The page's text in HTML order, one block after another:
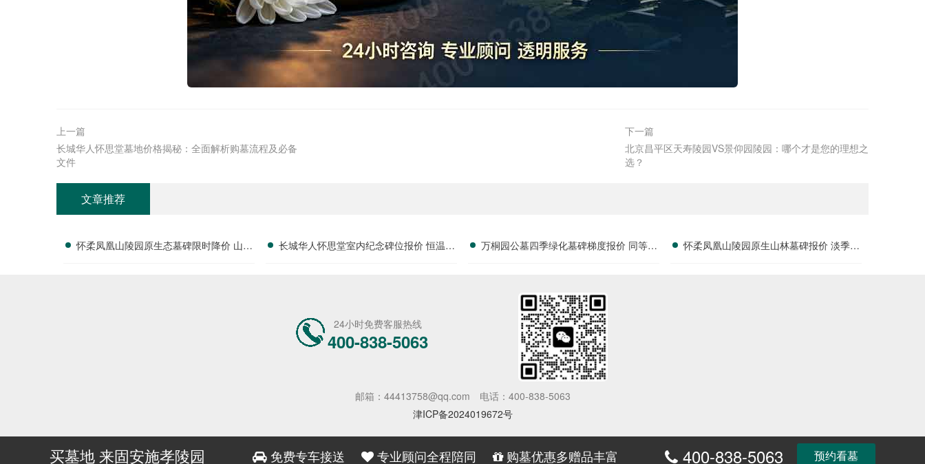
上一篇
长城华人怀思堂墓地价格揭秘：全面解析购墓流程及必备
文件
下一篇
北京昌平区天寿陵园VS景仰园陵园：哪个才是您的理想之
选？‌
文章推荐
怀柔凤凰山陵园原生态墓碑限时降价 山林
长城华人怀思堂室内纪念碑位报价 恒温寄
万桐园公墓四季绿化墓碑梯度报价 同等价
怀柔凤凰山陵园原生山林墓碑报价 淡季专
24小时免费客服热线
400-838-5063
邮箱：44413758@qq.com
电话：400-838-5063
津ICP备2024019672号
买墓地 来固安施孝陵园 免费专车接送 专业顾问全程陪同 购墓优惠多赠品丰富 400-838-5063 预约看墓